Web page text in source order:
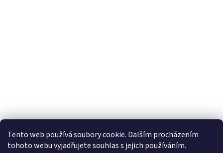
Tento web používá soubory cookie. Dalším procházením
tohoto webu vyjadřujete souhlas s jejich používáním.